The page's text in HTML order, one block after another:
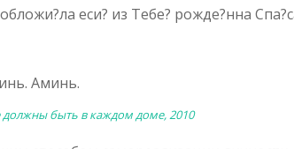
еси? из Тебе? рожде?нна Спа?
Аминь.
должны быть в каждом доме, 2010